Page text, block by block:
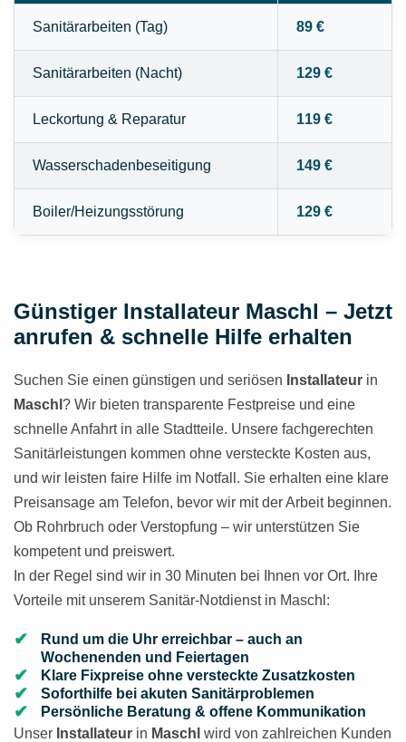
Sanitärarbeiten (Tag) 89 €
Sanitärarbeiten (Nacht) 129 €
Leckortung & Reparatur 119 €
Wasserschadenbeseitigung 149 €
Boiler/Heizungsstörung 129 €
Günstiger Installateur Maschl – Jetzt
anrufen & schnelle Hilfe erhalten
Suchen Sie einen günstigen und seriösen Installateur in
Maschl ? Wir bieten transparente Festpreise und eine
schnelle Anfahrt in alle Stadtteile. Unsere fachgerechten
Sanitärleistungen kommen ohne versteckte Kosten aus,
und wir leisten faire Hilfe im Notfall. Sie erhalten eine klare
Preisansage am Telefon, bevor wir mit der Arbeit beginnen.
Ob Rohrbruch oder Verstopfung – wir unterstützen Sie
kompetent und preiswert.
In der Regel sind wir in 30 Minuten bei Ihnen vor Ort. Ihre
Vorteile mit unserem Sanitär-Notdienst in Maschl:
Rund um die Uhr erreichbar – auch an
Wochenenden und Feiertagen
Klare Fixpreise ohne versteckte Zusatzkosten
Soforthilfe bei akuten Sanitärproblemen
Persönliche Beratung & offene Kommunikation
Unser Installateur in Maschl wird von zahlreichen Kunden